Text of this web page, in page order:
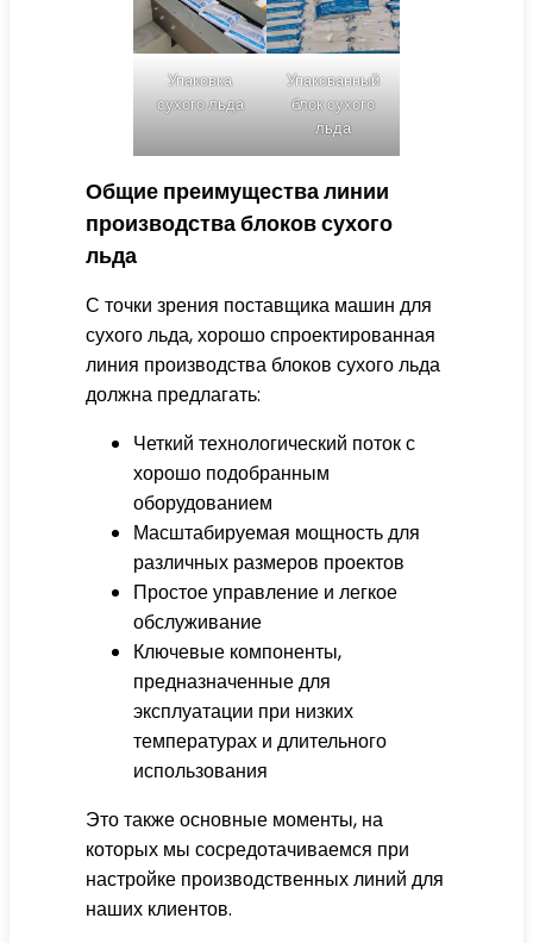
Упаковка
сухого льда
Упакованный
блок сухого
льда
Общие преимущества линии
производства блоков сухого
льда
С точки зрения поставщика машин для
сухого льда, хорошо спроектированная
линия производства блоков сухого льда
должна предлагать:
Четкий технологический поток с
хорошо подобранным
оборудованием
Масштабируемая мощность для
различных размеров проектов
Простое управление и легкое
обслуживание
Ключевые компоненты,
предназначенные для
эксплуатации при низких
температурах и длительного
использования
Это также основные моменты, на
которых мы сосредотачиваемся при
настройке производственных линий для
наших клиентов.